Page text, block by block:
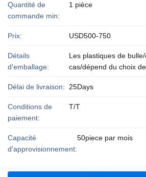
Quantité de
commande min:
1 pièce
Prix: USD500-750
Détails
d'emballage:
Les plastiques de
cas/dépend du choix
Délai de livraison: 25Days
Conditions de
paiement:
T/T
Capacité
d'approvisionnement:
50piece par mois